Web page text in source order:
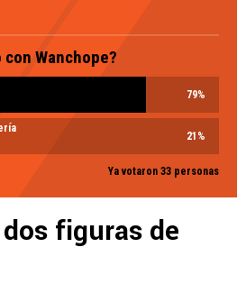
Wanchope?
79%
21 %
Ya votaron 33 personas
figuras de